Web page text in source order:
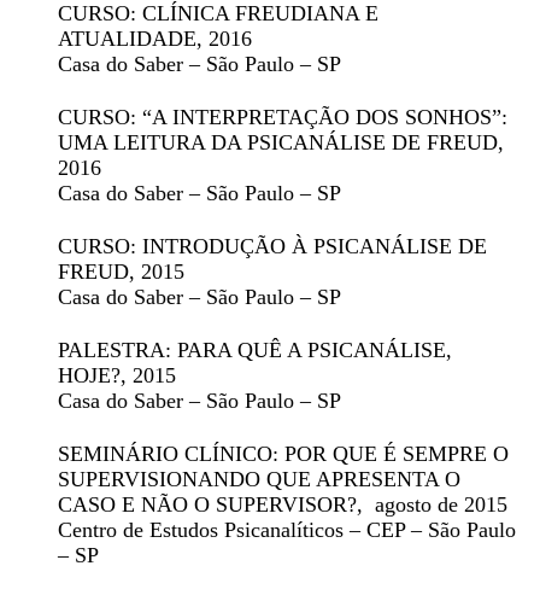
CURSO: CLÍNICA FREUDIANA E
ATUALIDADE, 2016
Casa do Saber – São Paulo – SP
CURSO: “A INTERPRETAÇÃO DOS SONHOS”:
UMA LEITURA DA PSICANÁLISE DE FREUD,
2016
Casa do Saber – São Paulo – SP
CURSO: INTRODUÇÃO À PSICANÁLISE DE
FREUD, 2015
Casa do Saber – São Paulo – SP
PALESTRA: PARA QUÊ A PSICANÁLISE,
HOJE?, 2015
Casa do Saber – São Paulo – SP
SEMINÁRIO CLÍNICO: POR QUE É SEMPRE O
SUPERVISIONANDO QUE APRESENTA O
CASO E NÃO O SUPERVISOR?, agosto de 2015
Centro de Estudos Psicanalíticos – CEP – São Paulo
– SP